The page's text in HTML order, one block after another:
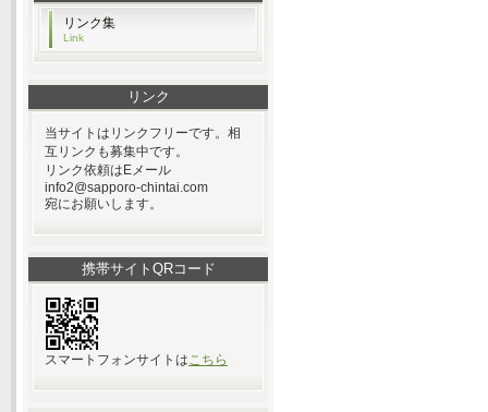
リンク集
Link
リンク
当サイトはリンクフリーです。相
互リンクも募集中です。
リンク依頼はEメール
info2@sapporo-chintai.com
宛にお願いします。
携帯サイトQRコード
スマートフォンサイトはこちら